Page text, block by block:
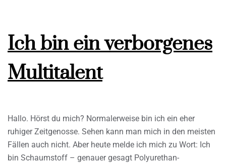
Ich bin ein verborgenes
Multitalent
Hallo. Hörst du mich? Normalerweise bin ich ein eher
ruhiger Zeitgenosse. Sehen kann man mich in den meisten
Fällen auch nicht. Aber heute melde ich mich zu Wort: Ich
bin Schaumstoff – genauer gesagt Polyurethan-